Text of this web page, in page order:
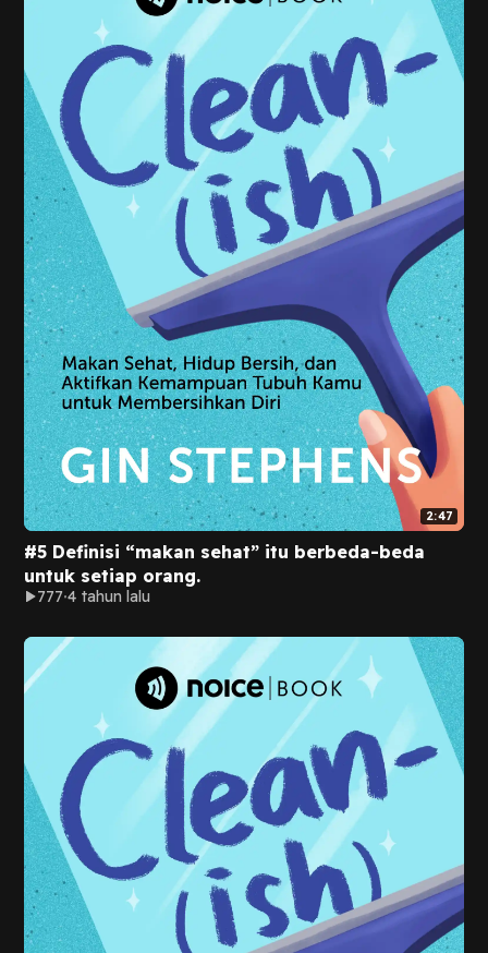
2:47
#5 Definisi “makan sehat” itu berbeda-beda
untuk setiap orang.
777 4 tahun lalu